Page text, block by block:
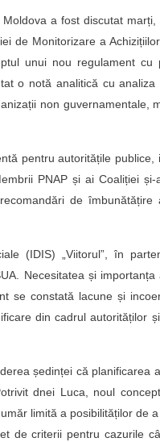
a fost discutat marți,
de Monitorizare a Achizițiilor
unui nou regulament cu
o notă analitică cu analiza
non guvernamentale,
pentru autoritățile publice,
PNAP și ai Coaliției și-
de îmbunătățire
(IDIS) „Viitorul”, în
Necesitatea și importanța
se constată lacune și
din cadrul autorităților
ședinței că planificarea
dnei Luca, noul
limită a posibilităților de
de criterii pentru cazurile